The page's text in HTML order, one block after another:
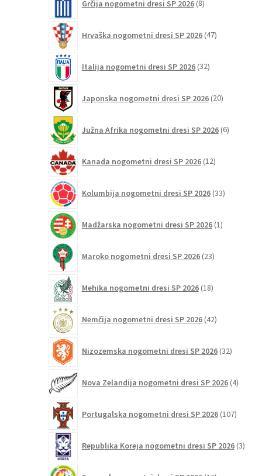
Grčija nogometni dresi SP 2026 8izdelkov
Hrvaška nogometni dresi SP 2026 47izdelkov
Italija nogometni dresi SP 2026 32izdelkov
Japonska nogometni dresi SP 2026 20izdelkov
Južna Afrika nogometni dresi SP 2026 6izdelkov
Kanada nogometni dresi SP 2026 12izdelkov
Kolumbija nogometni dresi SP 2026 33izdelkov
Madžarska nogometni dresi SP 2026 1izdelek
Maroko nogometni dresi SP 2026 23izdelkov
Mehika nogometni dresi SP 2026 18izdelkov
Nemčija nogometni dresi SP 2026 42izdelkov
Nizozemska nogometni dresi SP 2026 32izdelkov
Nova Zelandija nogometni dresi SP 2026 4izdelki
Portugalska nogometni dresi SP 2026 107
Republika Koreja nogometni dresi SP 2026 3